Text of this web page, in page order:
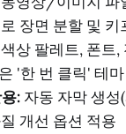
장면 분할 및 키
색상 팔레트, 폰트,
'한 번 클릭' 테
: 자동 자막 생성
개선 옵션 적용